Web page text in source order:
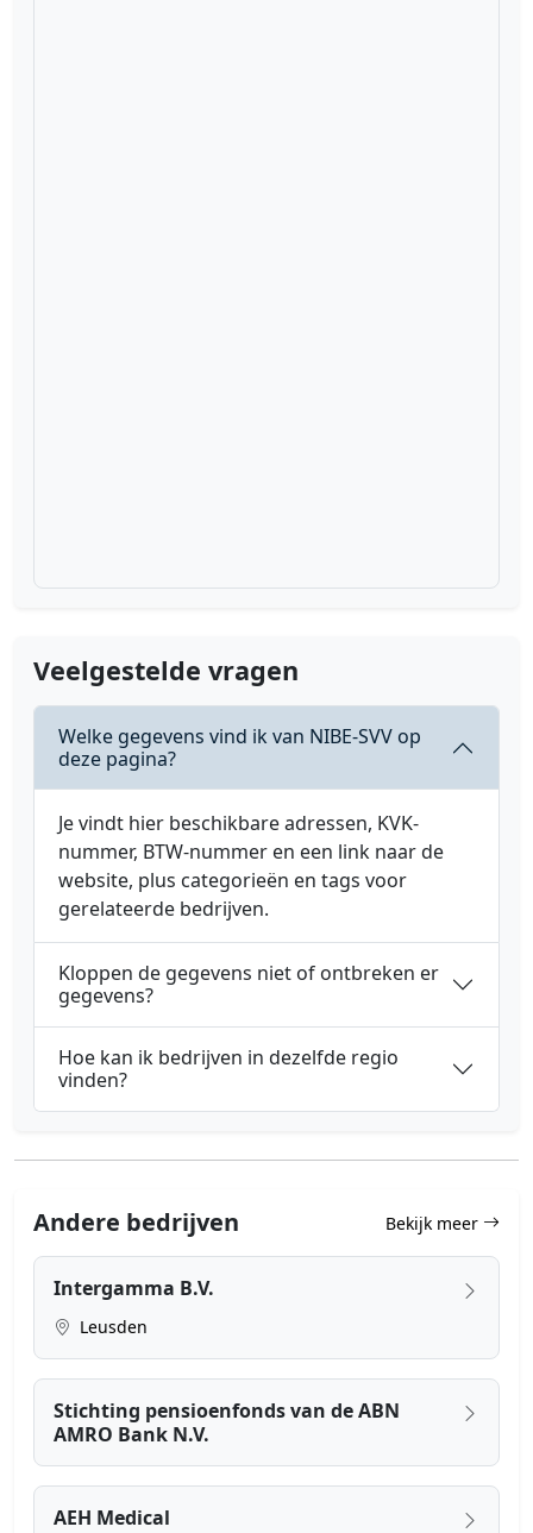
Veelgestelde vragen
Welke gegevens vind ik van NIBE-SVV op
deze pagina?
Je vindt hier beschikbare adressen, KVK-
nummer, BTW-nummer en een link naar de
website, plus categorieën en tags voor
gerelateerde bedrijven.
Kloppen de gegevens niet of ontbreken er
gegevens?
Hoe kan ik bedrijven in dezelfde regio
vinden?
Andere bedrijven Bekijk meer
Intergamma B.V.
Leusden
Stichting pensioenfonds van de ABN
AMRO Bank N.V.
AEH Medical